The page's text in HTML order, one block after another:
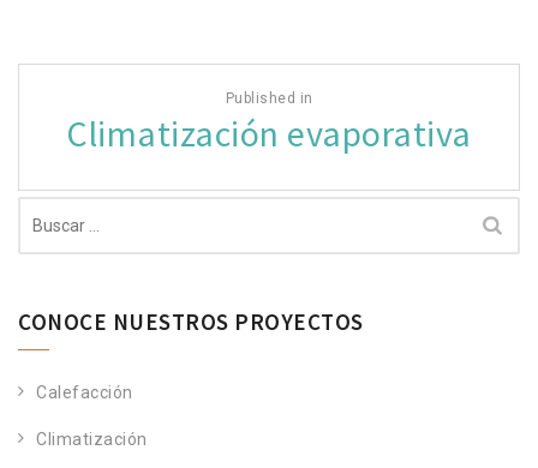
entradas
Published in
Climatización evaporativa
CONOCE NUESTROS PROYECTOS
Calefacción
Climatización